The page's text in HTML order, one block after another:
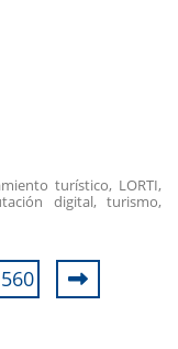
turístico, LORTI,
digital, turismo,
560